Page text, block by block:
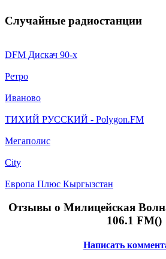
Случайные радиостанции
DFM Дискач 90-x
Ретро
Иваново
ТИХИЙ РУССКИЙ - Polygon.FM
Мегаполис
City
Европа Плюс Кыргызстан
Отзывы о Милицейская
106.1 FM()
Написать